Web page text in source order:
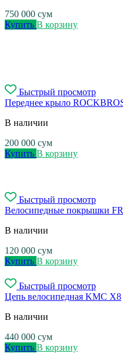
750 000 сум
Купить В корзину
Быстрый просмотр
Переднее крыло
В наличии
200 000 сум
Купить В корзину
Быстрый просмотр
Велосипедные покрышки
В наличии
120 000 сум
Купить В корзину
Быстрый просмотр
Цепь велосипедная KMC X8
В наличии
440 000 сум
Купить В корзину